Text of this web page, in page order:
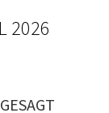
2026